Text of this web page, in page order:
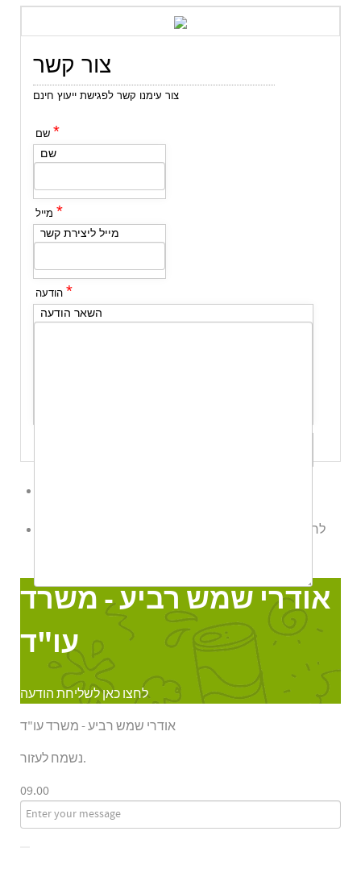
צור קשר
צור עימנו קשר לפגישת ייעוץ חינם
*
שם
*
מייל ליצירת קשר
*
השאר הודעה
לחצו כאן לשליחת הודעה
אודרי שמש רביע - משרד
עו"ד
לחצו כאן לשליחת הודעה
אודרי שמש רביע - משרד עו"ד
נשמח לעזור.
09.00